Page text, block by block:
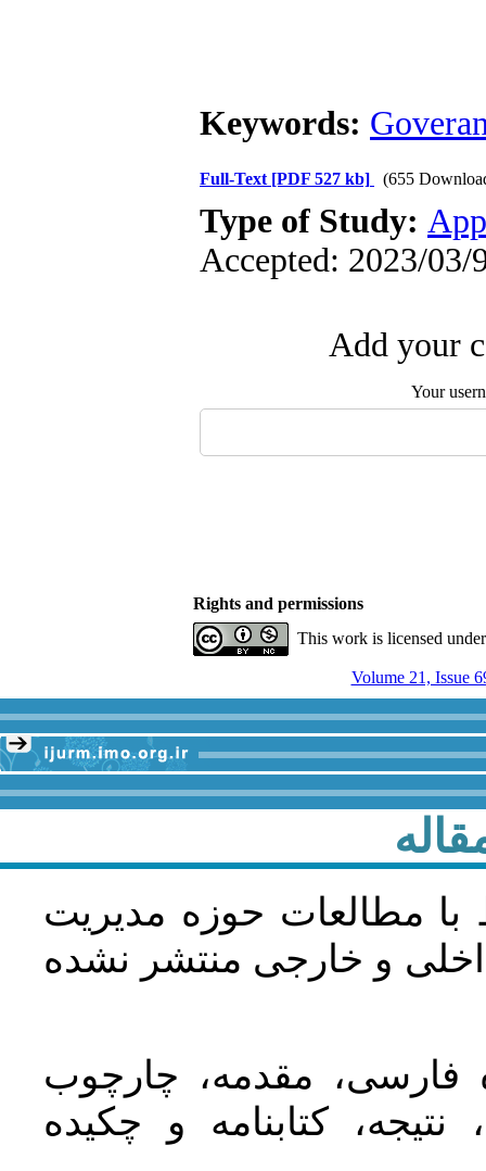
Keywords:
Full-Text [PDF 527 kb] (655
Type of Study:
Accepted: 2023/03/
Add your
Your
Rights and permissions
This work is licensed
Volume 21, Issue
با مطالعات حوزه مديريت
و خارجی منتشر نشده
فارسی، مقدمه، چارچوب
کتابنامه و چکیده